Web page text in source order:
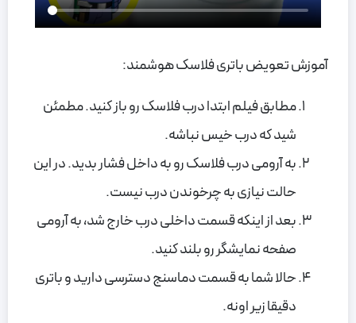
آموزش تعویض باتری فلاسک هوشمند:
مطابق فیلم ابتدا درب فلاسک رو باز کنید. مطمئن
شید که درب خیس نباشه.
به آرومی درب فلاسک رو به داخل فشار بدید. در این
حالت نیازی به چرخوندن درب نیست.
بعد از اینکه قسمت داخلی درب خارج شد، به آرومی
صفحه نمایشگر رو بلند کنید.
حالا شما به قسمت دماسنج دسترسی دارید و باتری
دقیقا زیر اونه.